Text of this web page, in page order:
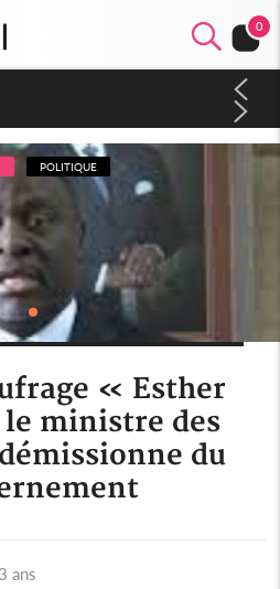
0
POLITIQUE
« Esther
ministre des
du
ans